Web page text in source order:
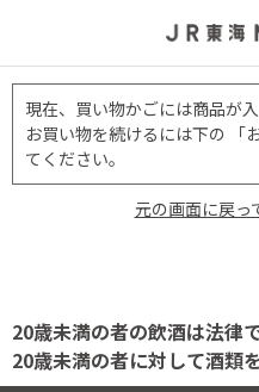
現在、買い物かごには商品が入
お買い物を続けるには下の 「
てください。
元の画面に戻っ
20歳未満の者の飲酒は法律
20歳未満の者に対して酒類